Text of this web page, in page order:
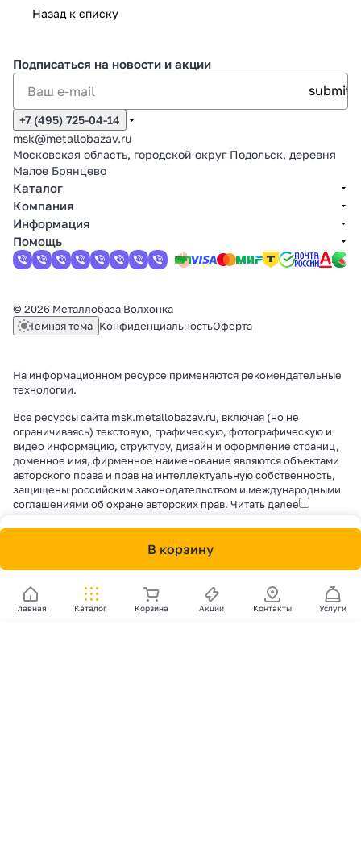
Назад к списку
В корзину
Главная Каталог Корзина Акции Контакты Услуги
Подписаться на новости и акции
+7 (495) 725-04-14
msk@metallobazav.ru
Московская область, городской округ Подольск, деревня
Малое Брянцево
Каталог
Компания
Информация
Помощь
© 2026 Металлобаза Волхонка
Темная тема КонфиденциальностьОферта
На информационном ресурсе применяются рекомендательные
технологии.
Все ресурсы сайта msk.metallobazav.ru, включая (но не
ограничиваясь) текстовую, графическую, фотографическую и
видео информацию, структуру, дизайн и оформление страниц,
доменное имя, фирменное наименование являются объектами
авторского права и прав на интеллектуальную собственность,
защищены российским законодательством и международными
соглашениями об охране авторских прав. Читать далее